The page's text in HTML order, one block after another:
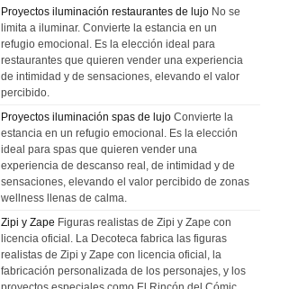
Proyectos iluminación restaurantes de lujo No se
limita a iluminar. Convierte la estancia en un
refugio emocional. Es la elección ideal para
restaurantes que quieren vender una experiencia
de intimidad y de sensaciones, elevando el valor
percibido.
Proyectos iluminación spas de lujo Convierte la
estancia en un refugio emocional. Es la elección
ideal para spas que quieren vender una
experiencia de descanso real, de intimidad y de
sensaciones, elevando el valor percibido de zonas
wellness llenas de calma.
Zipi y Zape Figuras realistas de Zipi y Zape con
licencia oficial. La Decoteca fabrica las figuras
realistas de Zipi y Zape con licencia oficial, la
fabricación personalizada de los personajes, y los